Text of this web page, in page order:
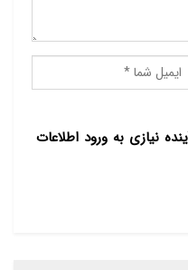
نیازی به ورود اطلاعات